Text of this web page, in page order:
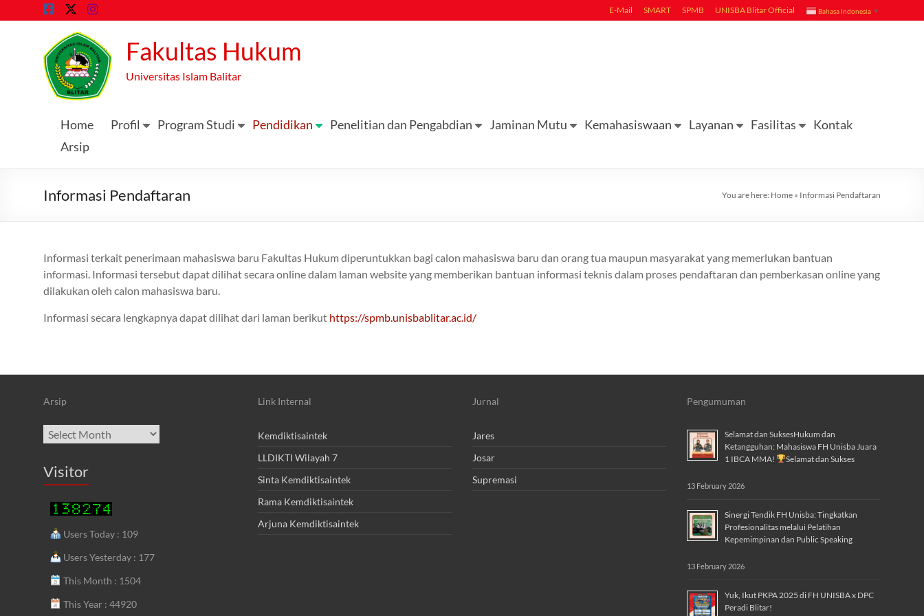
to
E-Mail SMART SPMB UNISBA Blitar Official Bahasa Indonesia ▼
Fakultas Hukum
Universitas Islam Balitar
Home Profil Program Studi Pendidikan Penelitian dan Pengabdian Jaminan Mutu Kemahasiswaan Layanan Fasilitas
Kontak
Arsip
Informasi Pendaftaran You are here: Home » Informasi Pendaftaran
Informasi terkait penerimaan mahasiswa baru Fakultas Hukum diperuntukkan bagi calon mahasiswa baru dan orang tua maupun masyarakat yang memerlukan bantuan
informasi. Informasi tersebut dapat dilihat secara online dalam laman website yang memberikan bantuan informasi teknis dalam proses pendaftaran dan pemberkasan online yang
dilakukan oleh calon mahasiswa baru.
Informasi secara lengkapnya dapat dilihat dari laman berikut https://spmb.unisbablitar.ac.id/
Arsip
Archives
Visitor
Users Today : 109
Users Yesterday : 177
This Month : 1504
This Year : 44920
Link Internal
Kemdiktisaintek
LLDIKTI Wilayah 7
Sinta Kemdiktisaintek
Rama Kemdiktisaintek
Arjuna Kemdiktisaintek
Jurnal
Jares
Josar
Supremasi
Pengumuman
Selamat dan SuksesHukum dan
Ketangguhan: Mahasiswa FH Unisba Juara
1 IBCA MMA!
Selamat dan Sukses
13 February 2026
Sinergi Tendik FH Unisba: Tingkatkan
Profesionalitas melalui Pelatihan
Kepemimpinan dan Public Speaking
13 February 2026
Yuk, Ikut PKPA 2025 di FH UNISBA x DPC
Peradi Blitar!